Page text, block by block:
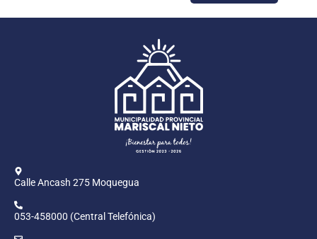
Calle Ancash 275 Moquegua
053-458000 (Central Telefónica)